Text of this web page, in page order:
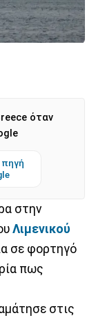
όταν
στην
Λιμενικού
σε φορτηγό
πως
στις